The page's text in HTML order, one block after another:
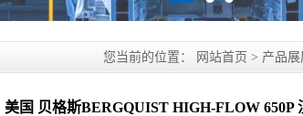
您当前的位置： 网站首页 > 产品展
美国 贝格斯BERGQUIST HIGH-FLOW 650P